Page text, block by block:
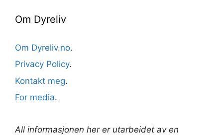
Om Dyreliv
Om Dyreliv.no.
Privacy Policy.
Kontakt meg.
For media.
All informasjonen her er utarbeidet av en